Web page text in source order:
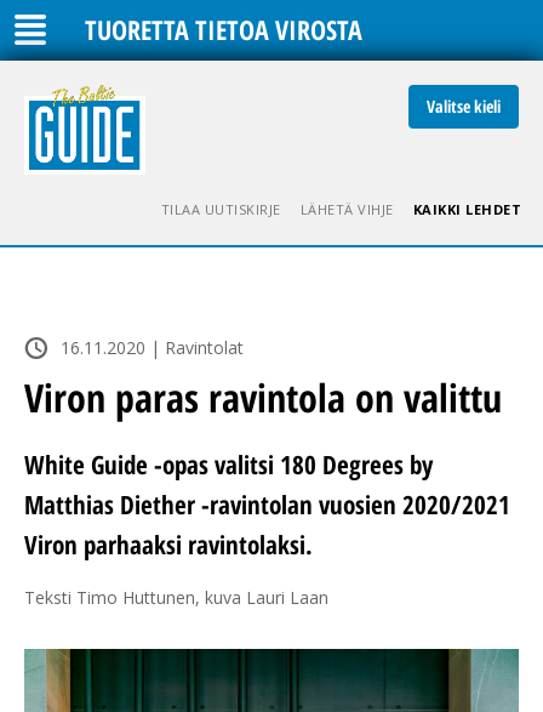
TUORETTA TIETOA VIROSTA
Valitse kieli
TILAA UUTISKIRJE LÄHETÄ VIHJE KAIKKI LEHDET
16.11.2020 | Ravintolat
Viron paras ravintola on valittu
White Guide -opas valitsi 180 Degrees by
Matthias Diether -ravintolan vuosien 2020/2021
Viron parhaaksi ravintolaksi.
Teksti Timo Huttunen, kuva Lauri Laan